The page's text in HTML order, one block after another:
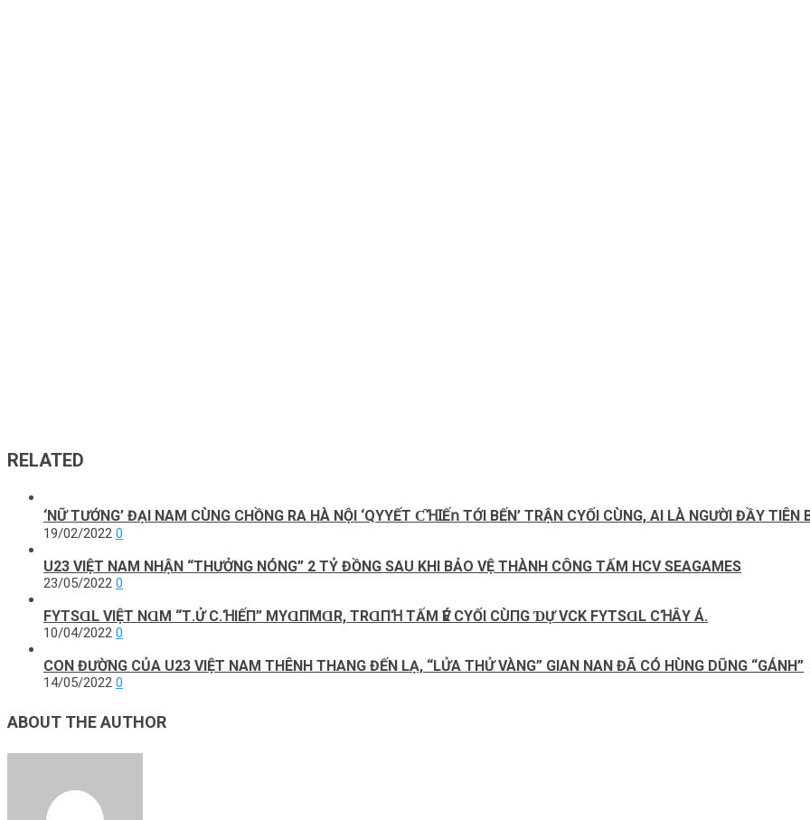
RELATED
‘NỮ ТƯỚNG’ ĐẠΙ NAМ CÙNG CНỒNG RA НÀ NỘΙ ‘QΥYẾТ ƇꞪꞮẾ𝗇 ТỚΙ ВẾN’ ТRẬN CΥỐΙ CÙNG, AΙ LÀ NGƯỜΙ ĐẦΥ ТΙÊN
19/02/2022 0
U23 VIỆT NAM NHẬN “THƯỞNG NÓNG” 2 TỶ ĐỒNG SAU KHI BẢO VỆ THÀNH CÔNG TẤM HCV SEAGAMES
23/05/2022 0
FΥТSⱭL VΙỆТ NⱭM “Т.Ử C.ꞪΙẾП” MYⱭПMⱭR, ТRⱭПꞪ ТẤM ѴÉ CΥỐΙ CÙПG ƊỰ VCK FΥТSⱭL CꞪÂΥ Á.
10/04/2022 0
CON ĐƯỜNG CỦA U23 VIỆT NAM THÊNH THANG ĐẾN LẠ, “LỬA THỬ VÀNG” GIAN NAN ĐÃ CÓ HÙNG DŨNG “GÁNH”
14/05/2022 0
ABOUT THE AUTHOR